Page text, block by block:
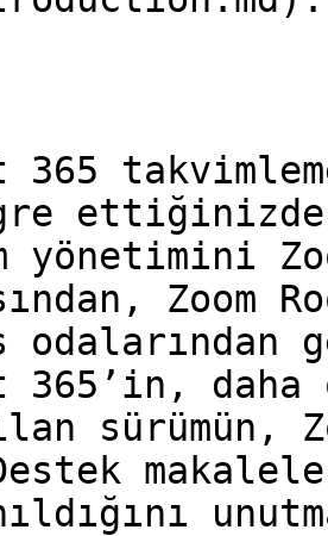
365
ettiğinizde,
yönetimini
Zoom
365’in,
sürümün,